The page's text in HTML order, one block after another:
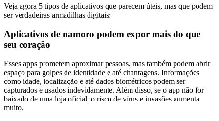
Veja agora 5 tipos de aplicativos que parecem úteis, mas que podem
ser verdadeiras armadilhas digitais:
Aplicativos de namoro podem expor mais do que
seu coração
Esses apps prometem aproximar pessoas, mas também podem abrir
espaço para golpes de identidade e até chantagens. Informações
como idade, localização e até dados biométricos podem ser
capturados e usados indevidamente. Além disso, se o app não for
baixado de uma loja oficial, o risco de vírus e invasões aumenta
muito.